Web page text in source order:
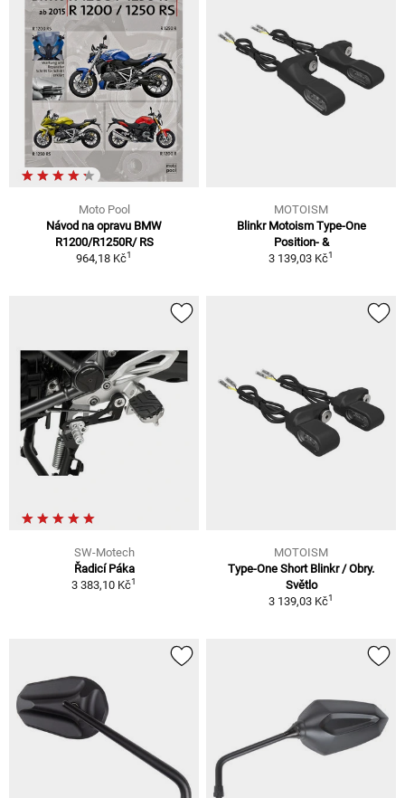
Moto Pool
Návod na opravu BMW
R1200/R1250R/ RS
964,18 Kč1
MOTOISM
Blinkr Motoism Type-One
Position- &
3 139,03 Kč1
SW-Motech
Řadicí Páka
3 383,10 Kč1
MOTOISM
Type-One Short Blinkr / Obry.
Světlo
3 139,03 Kč1